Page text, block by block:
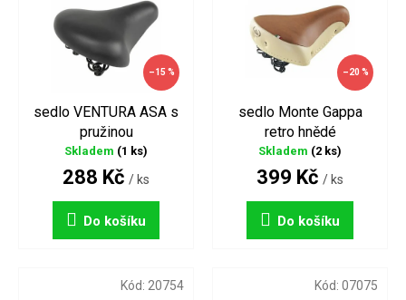
–15 %
sedlo VENTURA ASA s
pružinou
Skladem (1 ks)
288 Kč / ks
Do košíku
–20 %
sedlo Monte Gappa
retro hnědé
Skladem (2 ks)
399 Kč / ks
Do košíku
Kód: 20754 Kód: 07075